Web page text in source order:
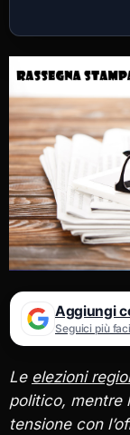
Aggiungi
Seguici più
Le elezioni
politico, mentre
tensione con